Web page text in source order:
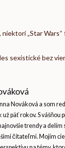
niektorí „Star Wars“
sexistické bez
Nováková a som
päť rokov. S vášňou
trendy a delím
čitateľmi. Mojím